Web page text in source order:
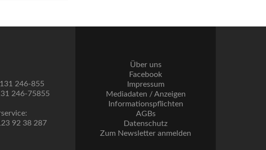
246-855
246-75855
92 38 287
Über uns
Facebook
Impressum
Mediadaten / Anzeigen
Informationspflichten
AGBs
Datenschutz
Zum Newsletter anmelden